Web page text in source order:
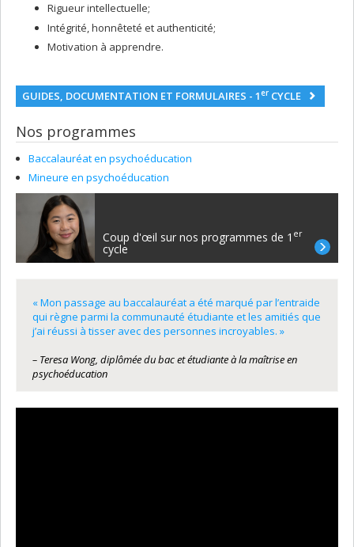
Rigueur intellectuelle;
Intégrité, honnêteté et authenticité;
Motivation à apprendre.
GUIDES, DOCUMENTATION ET FORMULAIRES - 1erCYCLE
Nos programmes
Baccalauréat en psychoéducation
Mineure en psychoéducation
Coup d'œil sur nos programmes de 1 er
cycle
« Mon passage au baccalauréat a été marqué par l’entraide
qui règne parmi la communauté étudiante et les amitiés que
j’ai réussi à tisser avec des personnes incroyables. »
– Teresa Wong, diplômée du bac et étudiante à la maîtrise en
psychoéducation